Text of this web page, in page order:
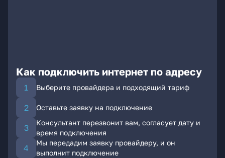
Как подключить интернет по адресу
Выберите провайдера и подходящий тариф
Оставьте заявку на подключение
Консультант перезвонит вам, согласует дату и
время подключения
Мы передадим заявку провайдеру, и он
выполнит подключение